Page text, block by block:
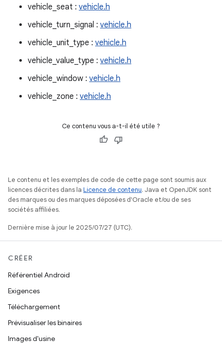
vehicle_seat : vehicle.h
vehicle_turn_signal : vehicle.h
vehicle_unit_type : vehicle.h
vehicle_value_type : vehicle.h
vehicle_window : vehicle.h
vehicle_zone : vehicle.h
Ce contenu vous a-t-il été utile ?
Le contenu et les exemples de code de cette page sont soumis aux
licences décrites dans la Licence de contenu. Java et OpenJDK sont
des marques ou des marques déposées d'Oracle et/ou de ses
sociétés affiliées.
Dernière mise à jour le 2025/07/27 (UTC).
CRÉER
Référentiel Android
Exigences
Téléchargement
Prévisualiser les binaires
Images d'usine